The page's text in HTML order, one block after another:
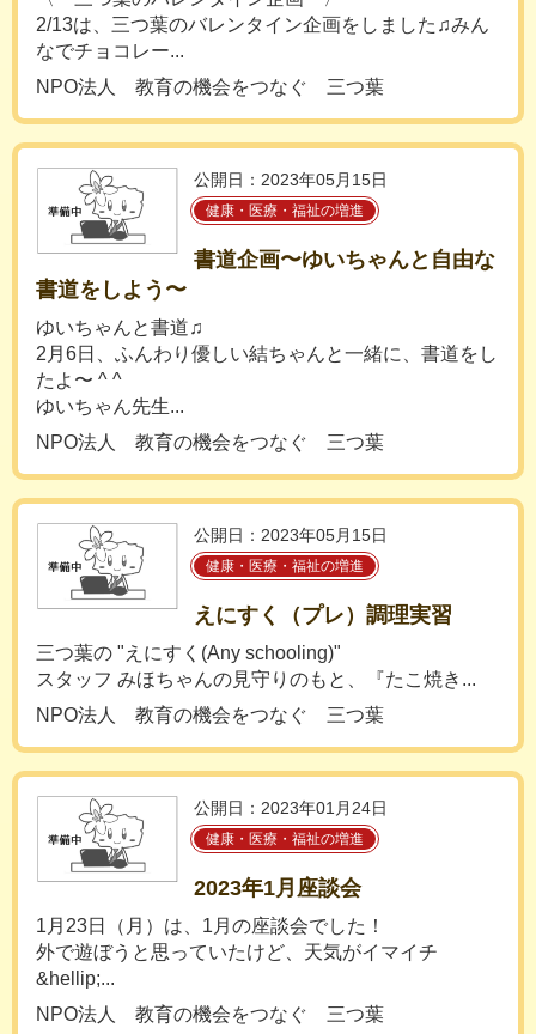
2/13は、三つ葉のバレンタイン企画をしました♫みん
なでチョコレー...
NPO法人 教育の機会をつなぐ 三つ葉
公開日：2023年05月15日
健康・医療・福祉の増進
書道企画〜ゆいちゃんと自由な
書道をしよう〜
ゆいちゃんと書道♫
2月6日、ふんわり優しい結ちゃんと一緒に、書道をし
たよ〜 ^ ^
ゆいちゃん先生...
NPO法人 教育の機会をつなぐ 三つ葉
公開日：2023年05月15日
健康・医療・福祉の増進
えにすく（プレ）調理実習
三つ葉の "えにすく(Any schooling)"
スタッフ みほちゃんの見守りのもと、『たこ焼き...
NPO法人 教育の機会をつなぐ 三つ葉
公開日：2023年01月24日
健康・医療・福祉の増進
2023年1月座談会
1月23日（月）は、1月の座談会でした！
外で遊ぼうと思っていたけど、天気がイマイチ
&hellip;...
NPO法人 教育の機会をつなぐ 三つ葉